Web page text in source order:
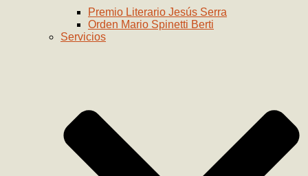
Premio Literario Jesús Serra
Orden Mario Spinetti Berti
Servicios